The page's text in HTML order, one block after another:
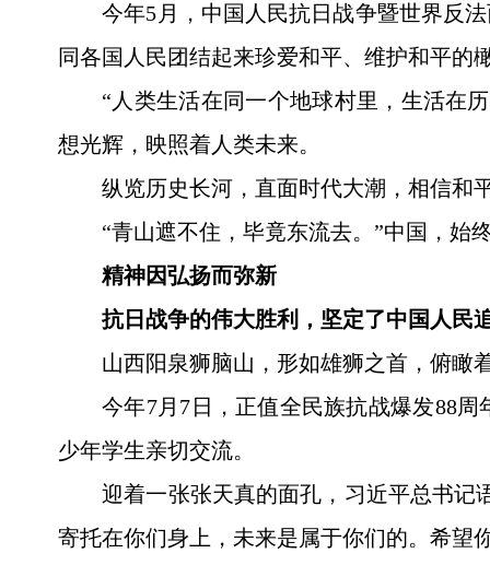
今年5月，中国人民抗日战争暨世界反
同各国人民团结起来珍爱和平、维护和平的
“人类生活在同一个地球村里，生活在
想光辉，映照着人类未来。
纵览历史长河，直面时代大潮，相信
“青山遮不住，毕竟东流去。”中国，始
精神因弘扬而弥新
抗日战争的伟大胜利，坚定了中国人民
山西阳泉狮脑山，形如雄狮之首，俯瞰
今年7月7日，正值全民族抗战爆发88
少年学生亲切交流。
迎着一张张天真的面孔，习近平总书记
寄托在你们身上，未来是属于你们的。希望